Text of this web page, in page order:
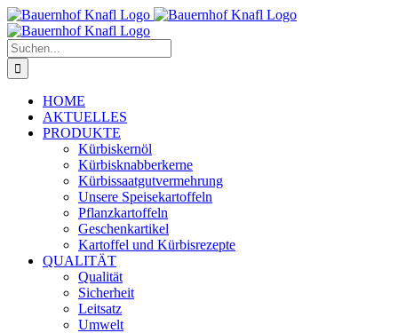
Zum
Inhalt
springen
Suche
nach:
HOME
AKTUELLES
PRODUKTE
Kürbiskernöl
Kürbisknabberkerne
Kürbissaatgutvermehrung
Unsere Speisekartoffeln
Pflanzkartoffeln
Geschenkartikel
Kartoffel und Kürbisrezepte
QUALITÄT
Qualität
Sicherheit
Leitsatz
Umwelt